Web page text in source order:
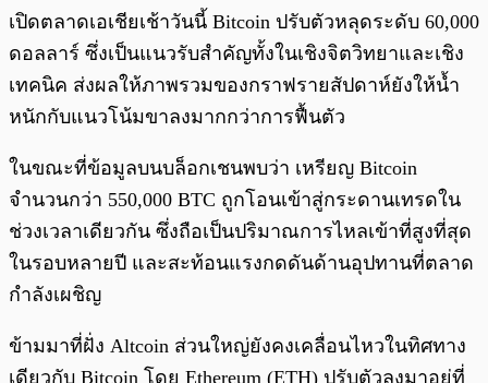
เปิดตลาดเอเชียเช้าวันนี้ Bitcoin ปรับตัวหลุดระดับ 60,000
ดอลลาร์ ซึ่งเป็นแนวรับสำคัญทั้งในเชิงจิตวิทยาและเชิง
เทคนิค ส่งผลให้ภาพรวมของกราฟรายสัปดาห์ยังให้น้ำ
หนักกับแนวโน้มขาลงมากกว่าการฟื้นตัว
ในขณะที่ข้อมูลบนบล็อกเชนพบว่า เหรียญ Bitcoin
จำนวนกว่า 550,000 BTC ถูกโอนเข้าสู่กระดานเทรดใน
ช่วงเวลาเดียวกัน ซึ่งถือเป็นปริมาณการไหลเข้าที่สูงที่สุด
ในรอบหลายปี และสะท้อนแรงกดดันด้านอุปทานที่ตลาด
กำลังเผชิญ
ข้ามมาที่ฝั่ง Altcoin ส่วนใหญ่ยังคงเคลื่อนไหวในทิศทาง
เดียวกับ Bitcoin โดย Ethereum (ETH) ปรับตัวลงมาอยู่ที่